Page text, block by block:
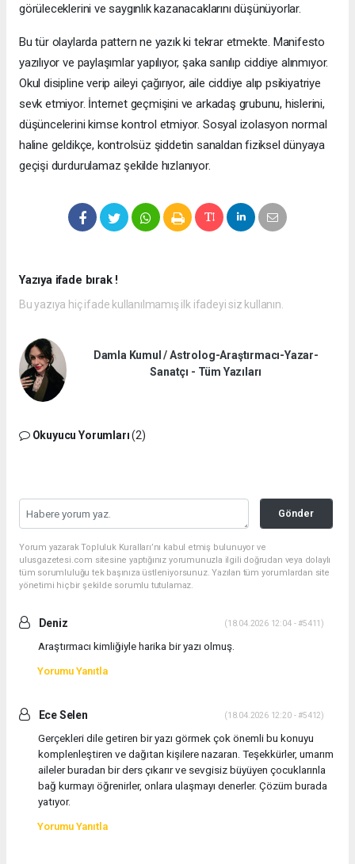
görüleceklerini ve saygınlık kazanacaklarını düşünüyorlar.
Bu tür olaylarda pattern ne yazık ki tekrar etmekte. Manifesto
yazılıyor ve paylaşımlar yapılıyor, şaka sanılıp ciddiye alınmıyor.
Okul disipline verip aileyi çağırıyor, aile ciddiye alıp psikiyatriye
sevk etmiyor. İnternet geçmişini ve arkadaş grubunu, hislerini,
düşüncelerini kimse kontrol etmiyor. Sosyal izolasyon normal
haline geldikçe, kontrolsüz şiddetin sanaldan fiziksel dünyaya
geçişi durdurulamaz şekilde hızlanıyor.
Yazıya ifade bırak !
Bu yazıya hiç ifade kullanılmamış ilk ifadeyi siz kullanın.
Damla Kumul / Astrolog-Araştırmacı-Yazar-
Sanatçı - Tüm Yazıları
Okuyucu Yorumları(2)
Gönder
Yorum yazarak Topluluk Kuralları’nı kabul etmiş bulunuyor ve
ulusgazetesi.com sitesine yaptığınız yorumunuzla ilgili doğrudan veya dolaylı
tüm sorumluluğu tek başınıza üstleniyorsunuz. Yazılan tüm yorumlardan site
yönetimi hiçbir şekilde sorumlu tutulamaz.
Deniz (18.04.2026 12:04 - #5411)
Araştırmacı kimliğiyle harika bir yazı olmuş.
Yorumu Yanıtla
Ece Selen (18.04.2026 12:20 - #5412)
Gerçekleri dile getiren bir yazı görmek çok önemli bu konuyu
komplenleştiren ve dağıtan kişilere nazaran. Teşekkürler, umarım
aileler buradan bir ders çıkarır ve sevgisiz büyüyen çocuklarınla
bağ kurmayı öğrenirler, onlara ulaşmayı denerler. Çözüm burada
yatıyor.
Yorumu Yanıtla